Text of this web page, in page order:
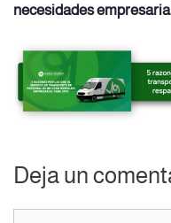
necesidades
Deja un